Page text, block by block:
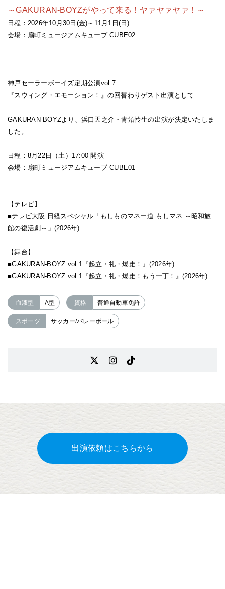
～GAKURAN-BOYZがやって来る！ヤァヤァヤァ！～
日程：2026年10月30日(金)～11月1日(日)
会場：扇町ミュージアムキューブ CUBE02
ｰｰｰｰｰｰｰｰｰｰｰｰｰｰｰｰｰｰｰｰｰｰｰｰｰｰｰｰｰｰｰｰｰｰｰｰｰｰｰｰｰｰｰｰｰｰｰｰｰｰｰｰｰｰｰｰｰ
神戸セーラーボーイズ定期公演vol.7
『スウィング・エモーション！』の回替わりゲスト出演として
GAKURAN-BOYZより、浜口天之介・青沼怜生の出演が決定いたしま
した。
日程：8月22日（土）17:00 開演
会場：扇町ミュージアムキューブ CUBE01
【テレビ】
■テレビ大阪 日経スペシャル「もしものマネー道 もしマネ ～昭和旅
館の復活劇～」(2026年)
【舞台】
■GAKURAN-BOYZ vol.1『起立・礼・爆走！』(2026年)
■GAKURAN-BOYZ vol.1『起立・礼・爆走！もう一丁！』(2026年)
血液型 A型 資格 普通自動車免許
スポーツ サッカー/バレーボール
出演依頼はこちらから